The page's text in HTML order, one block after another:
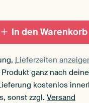
In den Warenkorb
Lieferzeiten
ganz nach
kostenlos
sonst zzgl. Versand